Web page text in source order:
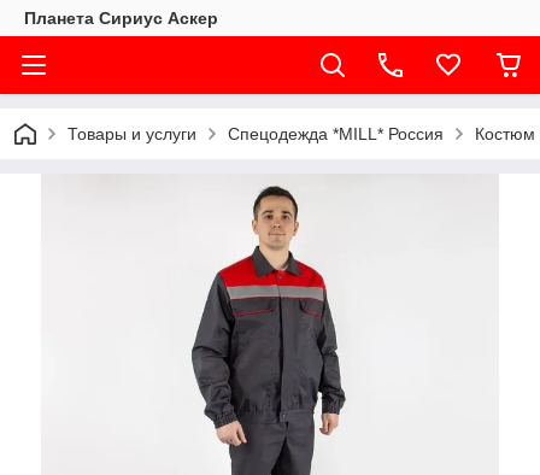
Планета Сириус Аскер
Товары и услуги Спецодежда *MILL* Россия Костюм